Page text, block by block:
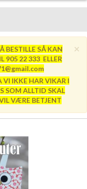
×
BESTILLE SÅ KAN
905 22 333 ELLER
VI IKKE HAR VIKAR I
SOM ALLTID SKAL
VÆRE BETJENT